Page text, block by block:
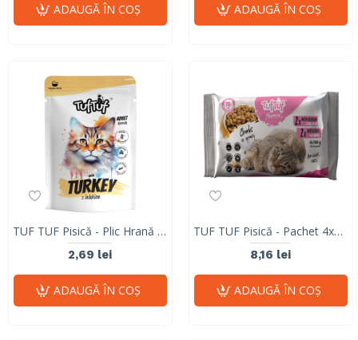
ADAUGĂ ÎN COŞ ADAUGĂ ÎN COŞ
TUF TUF Pisică - Plic Hrană Umedă cu Curcan (Fără Cereale) 100g
2,69 lei
ADAUGĂ ÎN COŞ
TUF TUF Pisică - Pachet 4x100g Hrană Umedă (2x Pui + 2x Ficat)
8,16 lei
ADAUGĂ ÎN COŞ